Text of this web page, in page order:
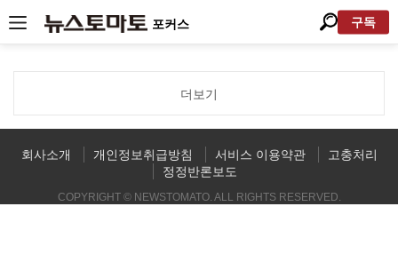
포커스 구독
더보기
회사소개 개인정보취급방침 서비스 이용약관
고충처리
정정반론보도
COPYRIGHT © NEWSTOMATO. ALL RIGHTS RESERVED.